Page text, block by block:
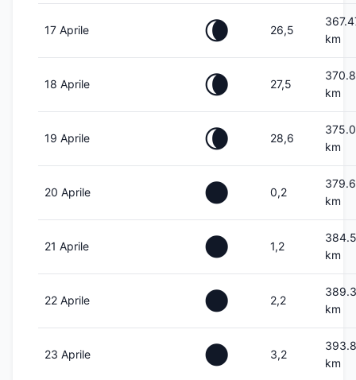
17 Aprile 🌘 26,5
km
18 Aprile 🌘 27,5
km
19 Aprile 🌘 28,6
km
20 Aprile 🌑 0,2
km
21 Aprile 🌑 1,2
km
22 Aprile 🌑 2,2
km
23 Aprile 🌑 3,2
km